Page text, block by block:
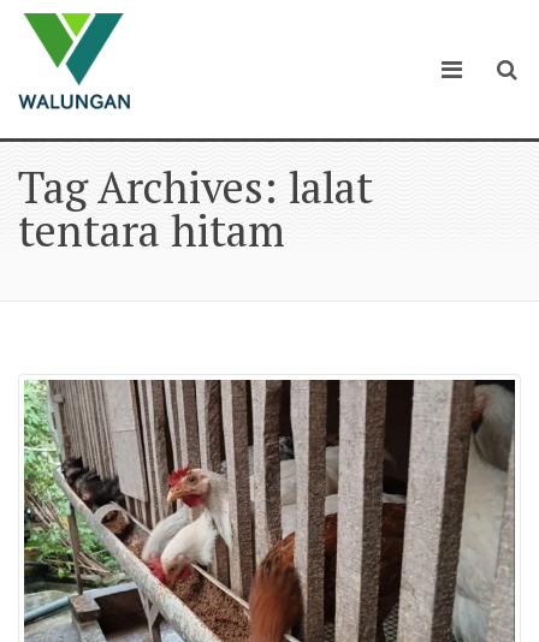
Tag Archives: lalat
tentara hitam